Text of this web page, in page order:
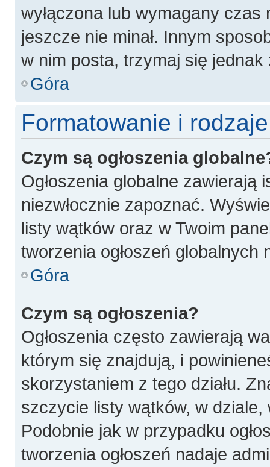
wyłączona lub wymagany
jeszcze nie minał. Innym
w nim posta, trzymaj się
Góra
Formatowanie i
Czym są ogłoszenia
Ogłoszenia globalne
niezwłocznie zapoznać.
listy wątków oraz w Twoim
tworzenia ogłoszeń globalnych
Góra
Czym są ogłoszenia?
Ogłoszenia często zawierają
którym się znajdują, i
skorzystaniem z tego działu.
szczycie listy wątków, w
Podobnie jak w przypadku
tworzenia ogłoszeń nadaje